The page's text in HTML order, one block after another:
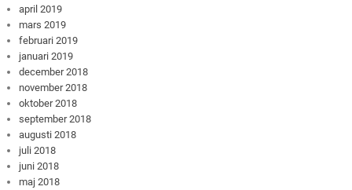
april 2019
mars 2019
februari 2019
januari 2019
december 2018
november 2018
oktober 2018
september 2018
augusti 2018
juli 2018
juni 2018
maj 2018